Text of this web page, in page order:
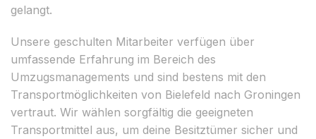
gelangt.
Unsere geschulten Mitarbeiter verfügen über
umfassende Erfahrung im Bereich des
Umzugsmanagements und sind bestens mit den
Transportmöglichkeiten von Bielefeld nach Groningen
vertraut. Wir wählen sorgfältig die geeigneten
Transportmittel aus, um deine Besitztümer sicher und